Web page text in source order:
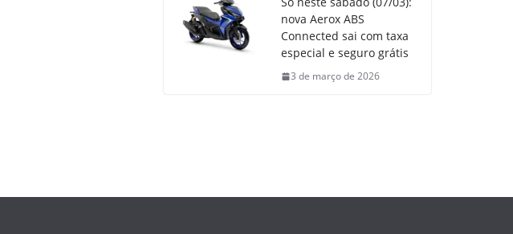
nova Aerox ABS
Connected sai com taxa
especial e seguro grátis
3 de março de 2026